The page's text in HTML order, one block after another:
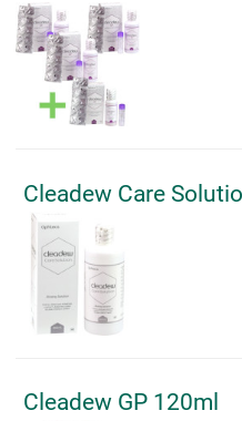
Cleadew Care
Cleadew GP 120ml